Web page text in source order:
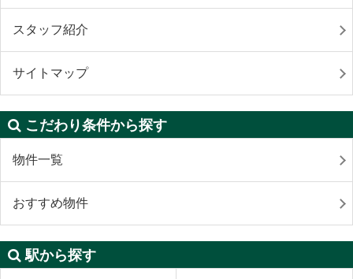
スタッフ紹介
サイトマップ
こだわり条件から探す
物件一覧
おすすめ物件
駅から探す